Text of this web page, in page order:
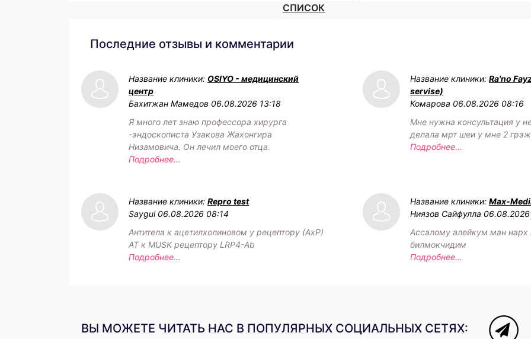
СПИСОК
Последние отзывы и комментарии
Название клиники: OSIYO - медицинский
центр
Бахитжан Мамедов 06.08.2026 13:18
Я много лет знаю профессора хирурга
-эндоскописта Узакова Жахонгира
Низамовича. Он лечил моего отца.
Подробнее...
Название клиники: Ra'no
servise)
Комарова 06.08.2026 08:16
Мне нужна консультация у
делала мрт шеи у мне 2
Подробнее...
Название клиники: Repro test
Saygul 06.08.2026 08:14
Антитела к ацетилхолиновом у рецептору (АхР)
АТ к MUSK рецептору LRP4-Ab
Подробнее...
Название клиники: Max-
Ниязов Сайфулла
Ассалому алейкум ман нарх
билмокчидим
Подробнее...
ВЫ МОЖЕТЕ ЧИТАТЬ НАС В ПОПУЛЯРНЫХ СОЦИАЛЬНЫХ СЕТЯХ: